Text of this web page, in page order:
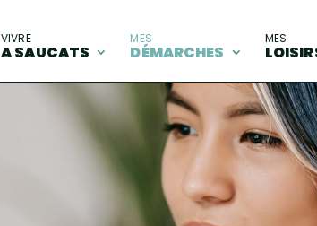
VIVRE
A SAUCATS
MES
DÉMARCHES
MES